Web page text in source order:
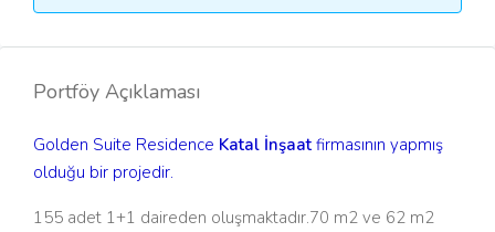
Portföy Açıklaması
Golden Suite Residence Katal İnşaat firmasının yapmış
olduğu bir projedir.
155 adet 1+1 daireden oluşmaktadır.70 m2 ve 62 m2